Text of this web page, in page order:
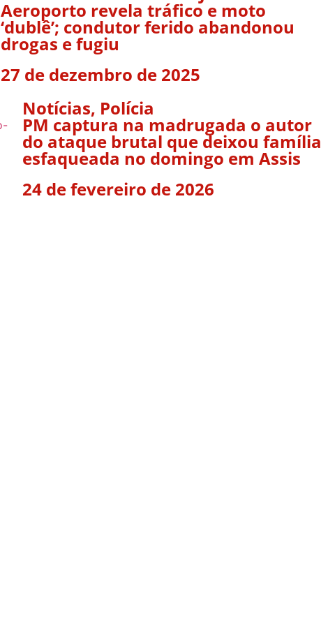
Aeroporto revela tráfico e moto
‘dublê’; condutor ferido abandonou
drogas e fugiu
27 de dezembro de 2025
Notícias, Polícia
PM captura na madrugada o autor
do ataque brutal que deixou família
esfaqueada no domingo em Assis
24 de fevereiro de 2026